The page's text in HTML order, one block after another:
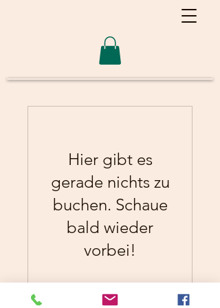
Hier gibt es
gerade nichts zu
buchen. Schaue
bald wieder
vorbei!